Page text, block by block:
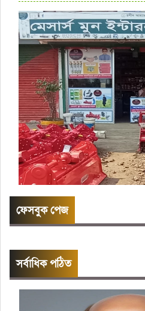
ফেসবুক পেজ
সর্বাধিক পঠিত